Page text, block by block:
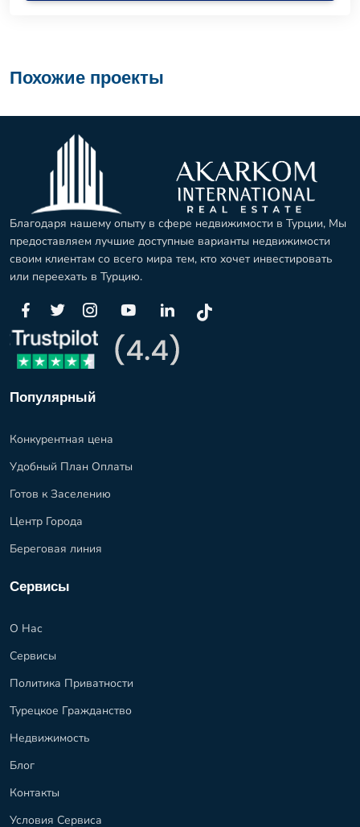
Похожие проекты
Благодаря нашему опыту в сфере недвижимости в Турции, Мы
предоставляем лучшие доступные варианты недвижимости
своим клиентам со всего мира тем, кто хочет инвестировать
или переехать в Турцию.
Популярный
Конкурентная цена
Удобный План Оплаты
Готов к Заселению
Центр Города
Береговая линия
Сервисы
О Нас
Сервисы
Политика Приватности
Турецкое Гражданство
Недвижимость
Блог
Контакты
Условия Сервиса